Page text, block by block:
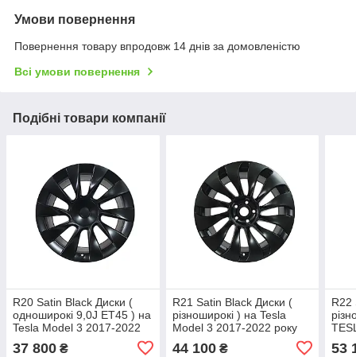
Умови повернення
Повернення товару впродовж 14 днів за домовленістю
Всі умови повернення
Подібні товари компанії
R20 Satin Black Диски (
одноширокі 9,0J ET45 ) на
Tesla Model 3 2017-2022
37 800 ₴
R21 Satin Black Диски (
різноширокі ) на Tesla
Model 3 2017-2022 року
44 100₴
R22
53